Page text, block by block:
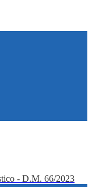
- D.M. 66/2023